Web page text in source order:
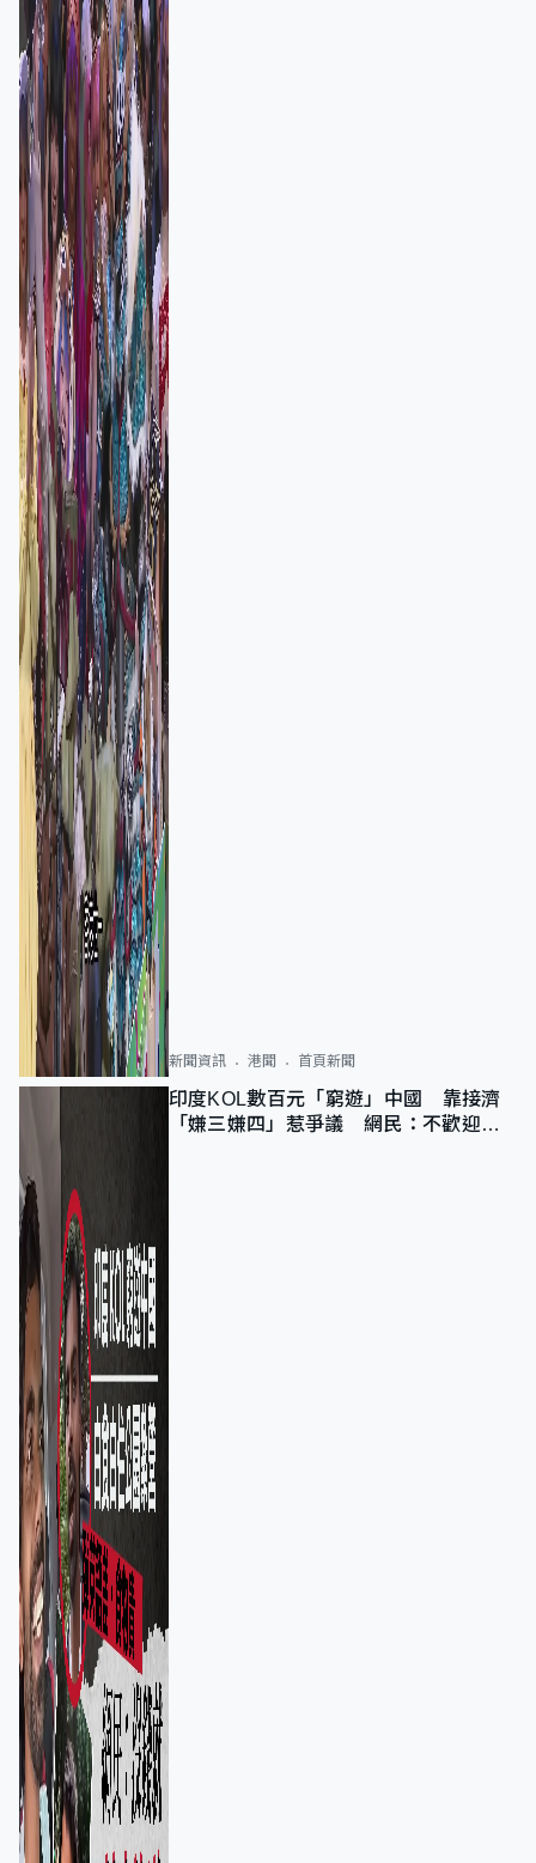
新聞資訊 港聞 首頁新聞
印度KOL數百元「窮遊」中國 靠接濟
「嫌三嫌四」惹爭議 網民：不歡迎劣